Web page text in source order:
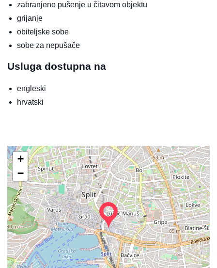
zabranjeno pušenje u čitavom objektu
grijanje
obiteljske sobe
sobe za nepušače
Usluga dostupna na
engleski
hrvatski
+
−